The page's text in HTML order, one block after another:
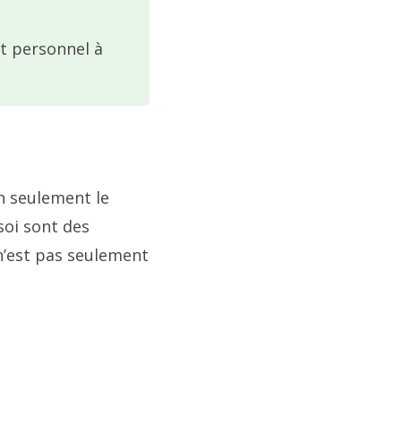
personnel à
seulement le
sont des
pas seulement